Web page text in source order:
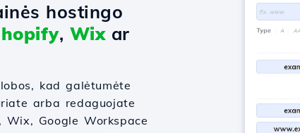
hostingo
, Wixar
kad galėtumėte
arba redaguojate
Google Workspace